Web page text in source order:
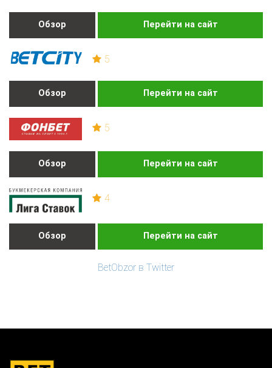
Обзор Перейти на сайт
5
Обзор Перейти на сайт
5
Обзор Перейти на сайт
4
Обзор Перейти на сайт
BetObzor в Twitter